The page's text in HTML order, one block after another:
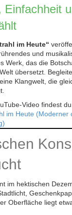
Einfachheit
im Heute“
und
Werk, das die
übersetzt.
eine Klangwelt, die
Video findest
im Heute (Moderner
im hektischen
Oberfläche liegt